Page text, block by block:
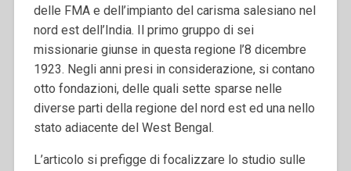
delle FMA e dell’impianto del carisma salesiano nel
nord est dell’India. Il primo gruppo di sei
missionarie giunse in questa regione l’8 dicembre
1923. Negli anni presi in considerazione, si contano
otto fondazioni, delle quali sette sparse nelle
diverse parti della regione del nord est ed una nello
stato adiacente del West Bengal.
L’articolo si prefigge di focalizzare lo studio sulle